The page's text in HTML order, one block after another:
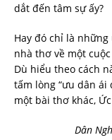
dắt đến tâm sự ấy?
Hay đó chỉ là
nhà thơ về một
Dù hiểu theo cách
tấm lòng “ưu dân ái
một bài thơ khác,
Dân